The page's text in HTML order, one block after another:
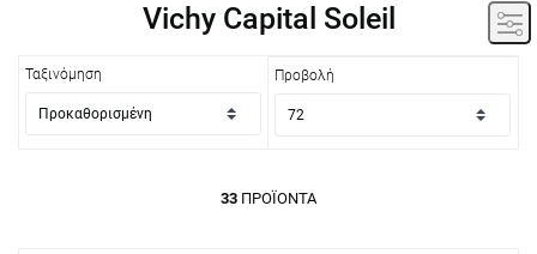
Vichy Capital Soleil
Ταξινόμηση Προβολή
33 ΠΡΟΪΌΝΤΑ